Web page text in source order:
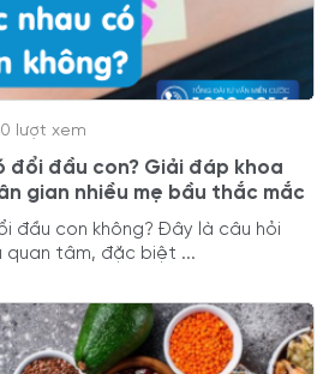
lượt xem
đổi đầu con? Giải đáp khoa
gian nhiều mẹ bầu thắc mắc
đầu con không? Đây là câu hỏi
quan tâm, đặc biệt ...